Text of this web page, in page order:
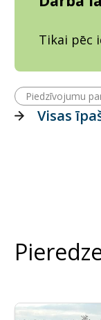
Tikai pēc
Piedzīvojumu
Visas